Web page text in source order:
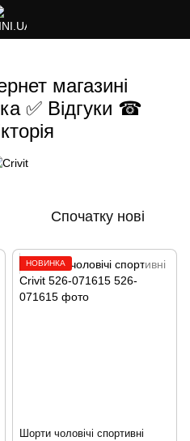
магазині
✅ Відгуки ☎
Спочатку нові
НОВИНКА
Шорти чоловічі спортивні